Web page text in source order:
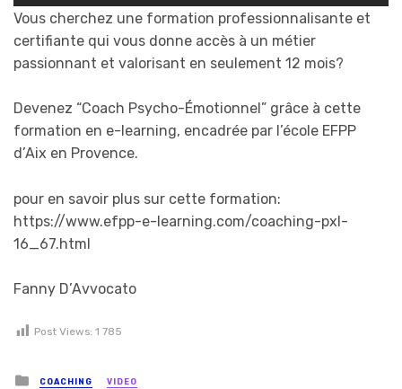
Vous cherchez une formation professionnalisante et
certifiante qui vous donne accès à un métier
passionnant et valorisant en seulement 12 mois?
Devenez “Coach Psycho-Émotionnel” grâce à cette
formation en e-learning, encadrée par l’école EFPP
d’Aix en Provence.
pour en savoir plus sur cette formation:
https://www.efpp-e-learning.com/coaching-pxl-
16_67.html
Fanny D’Avvocato
Post Views: 1 785
Posted in
COACHING VIDEO